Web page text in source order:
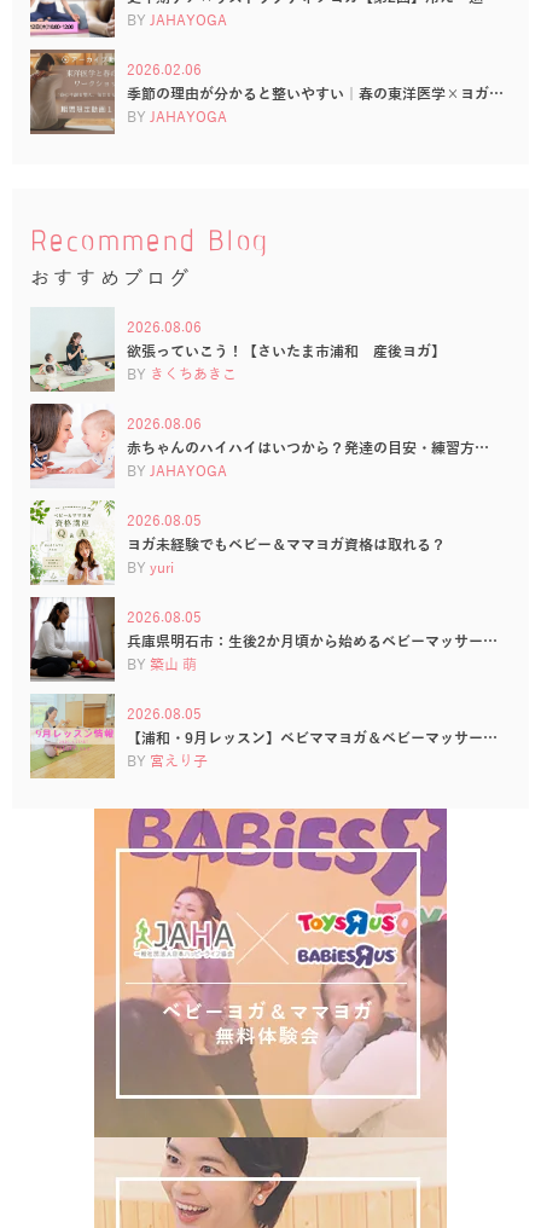
BY JAHAYOGA
2026.02.06
季節の理由が分かると整いやすい｜春の東洋医学×ヨガ…
BY JAHAYOGA
Recommend Blog
おすすめブログ
2026.08.06
欲張っていこう！【さいたま市浦和 産後ヨガ】
BY きくちあきこ
2026.08.06
赤ちゃんのハイハイはいつから？発達の目安・練習方…
BY JAHAYOGA
2026.08.05
ヨガ未経験でもベビー＆ママヨガ資格は取れる？
BY yuri
2026.08.05
兵庫県明石市：生後2か月頃から始めるベビーマッサー…
BY 築山 萌
2026.08.05
【浦和・9月レッスン】ベビママヨガ＆ベビーマッサー…
BY 宮えり子